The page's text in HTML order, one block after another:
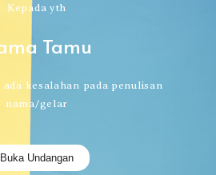
Kepada yth
Tamu
kesalahan pada penulisan
nama/gelar
Buka Undangan